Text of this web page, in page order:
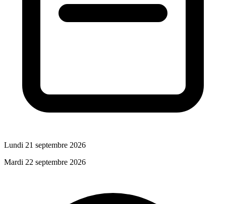
Lundi 21 septembre 2026
Mardi 22 septembre 2026